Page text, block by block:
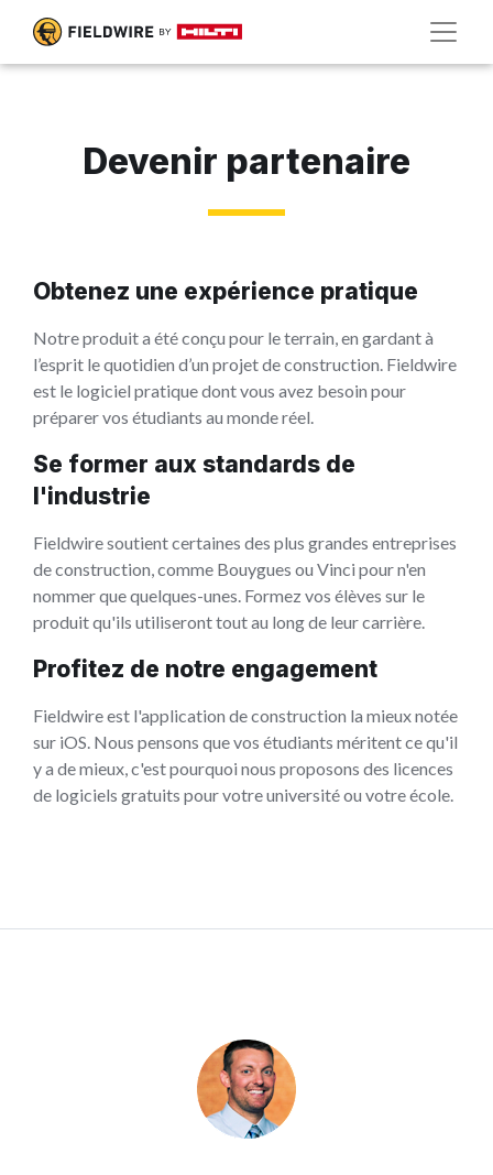
Devenir partenaire
Obtenez une expérience pratique
Notre produit a été conçu pour le terrain, en gardant à
l’esprit le quotidien d’un projet de construction. Fieldwire
est le logiciel pratique dont vous avez besoin pour
préparer vos étudiants au monde réel.
Se former aux standards de
l'industrie
Fieldwire soutient certaines des plus grandes entreprises
de construction, comme Bouygues ou Vinci pour n'en
nommer que quelques-unes. Formez vos élèves sur le
produit qu'ils utiliseront tout au long de leur carrière.
Profitez de notre engagement
Fieldwire est l'application de construction la mieux notée
sur iOS. Nous pensons que vos étudiants méritent ce qu'il
y a de mieux, c'est pourquoi nous proposons des licences
de logiciels gratuits pour votre université ou votre école.